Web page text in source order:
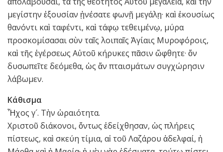
μεγίστην ἐξουσίαν ᾐνέσατε φωνῇ μεγάλῃ· καὶ ἑκουσίως
θανόντι καὶ ταφέντι, καὶ τάφῳ τεθειμένῳ, μύρα
προσκομίσασαι σὺν ταῖς λοιπαῖς Ἁγίαις Μυροφόροις,
καὶ τῆς ἐγέρσεως Αὐτοῦ κήρυκες πᾶσιν ὤφθητε· ὅν
δυσωπεῖτε δεόμεθα, ὡς ἄν πταισμάτων συγχώρησιν
λάβωμεν.
Κάθισμα
Ἦχος γ´. Τὴν ὡραιότητα.
Χριστοῦ διάκονοι, ὄντως ἐδείχθησαν, ὡς πλήρεις
πίστεως, καὶ σκεύη τίμια, αἱ τοῦ Λαζάρου ἀδελφαί, ἡ